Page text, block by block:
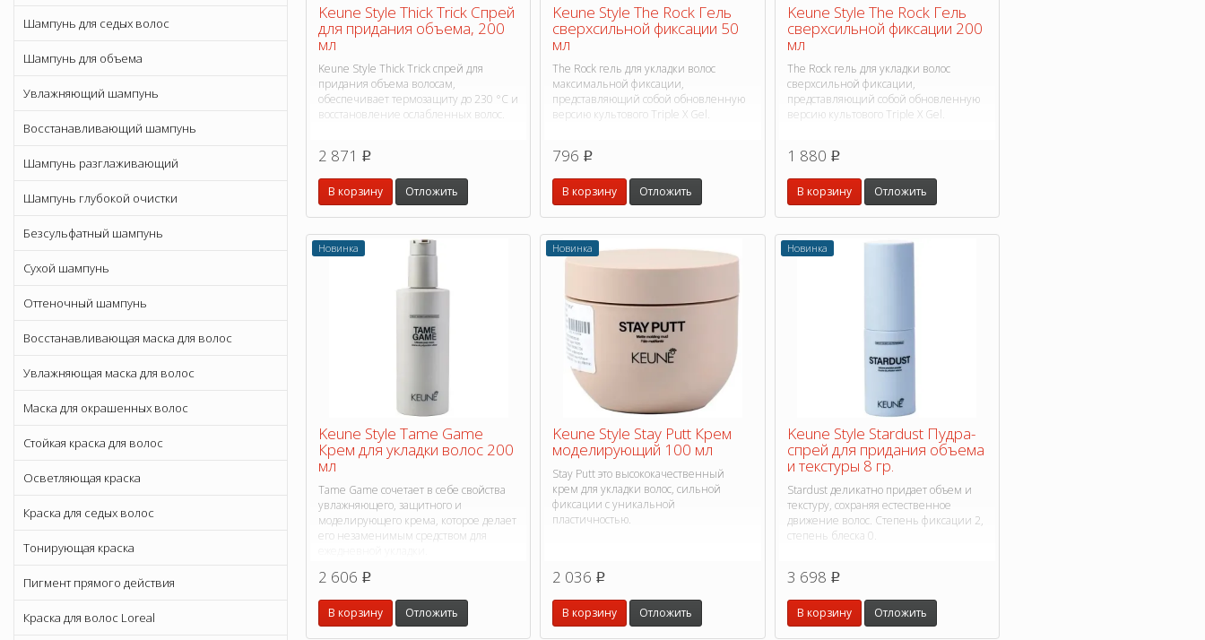
Шампунь для седых волос
Шампунь для объема
Увлажняющий шампунь
Восстанавливающий шампунь
Шампунь разглаживающий
Шампунь глубокой очистки
Безсульфатный шампунь
Сухой шампунь
Оттеночный шампунь
Восстанавливающая маска для волос
Увлажняющая маска для волос
Маска для окрашенных волос
Стойкая краска для волос
Осветляющая краска
Краска для седых волос
Тонирующая краска
Пигмент прямого действия
Краска для волос Loreal
Keune Style Thick Trick Спрей
для придания объема, 200
мл
Keune Style Thick Trick спрей для
придания объема волосам,
обеспечивает термозащиту до 230 °C и
восстановление ослабленных волос.
2 871 p
В корзину Отложить
Keune Style The Rock Гель
сверхсильной фиксации 50
мл
The Rock гель для укладки волос
максимальной фиксации,
представляющий собой обновленную
версию культового Triple X Gel.
796 p
В корзину Отложить
Keune Style The Rock Гель
сверхсильной фиксации 200
мл
The Rock гель для укладки волос
сверхсильной фиксации,
представляющий собой обновленную
версию культового Triple X Gel.
1 880 p
В корзину Отложить
Новинка
Keune Style Tame Game
Крем для укладки волос 200
мл
Tame Game сочетает в себе свойства
увлажняющего, защитного и
моделирующего крема, которое делает
его незаменимым средством для
2 606 p
В корзину Отложить
Новинка
Keune Style Stay Putt Крем
моделирующий 100 мл
Stay Putt это высококачественный
крем для укладки волос, сильной
фиксации с уникальной
пластичностью.
2 036 p
В корзину Отложить
Новинка
Keune Style Stardust Пудра-
спрей для придания объема
и текстуры 8 гр.
Stardust деликатно придает объем и
текстуру, сохраняя естественное
движение волос. Степень фиксации 2,
степень блеска 0.
3 698 p
В корзину Отложить